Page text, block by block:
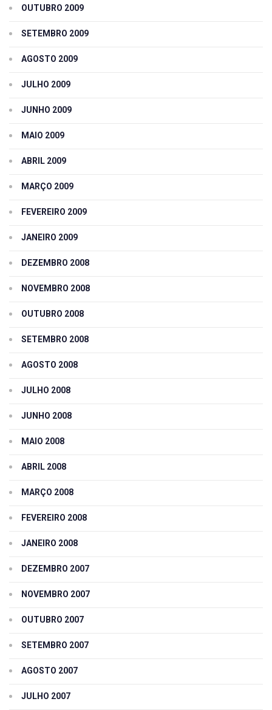
OUTUBRO 2009
SETEMBRO 2009
AGOSTO 2009
JULHO 2009
JUNHO 2009
MAIO 2009
ABRIL 2009
MARÇO 2009
FEVEREIRO 2009
JANEIRO 2009
DEZEMBRO 2008
NOVEMBRO 2008
OUTUBRO 2008
SETEMBRO 2008
AGOSTO 2008
JULHO 2008
JUNHO 2008
MAIO 2008
ABRIL 2008
MARÇO 2008
FEVEREIRO 2008
JANEIRO 2008
DEZEMBRO 2007
NOVEMBRO 2007
OUTUBRO 2007
SETEMBRO 2007
AGOSTO 2007
JULHO 2007